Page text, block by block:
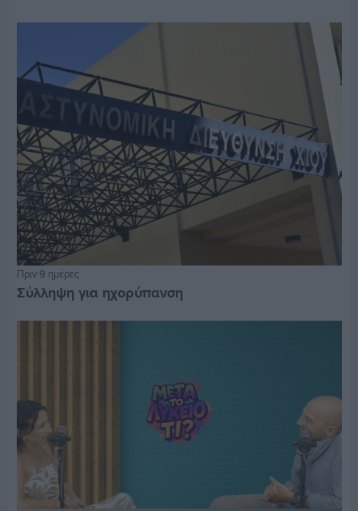
Πριν 9 ημέρες
Σύλληψη για ηχορύπανση